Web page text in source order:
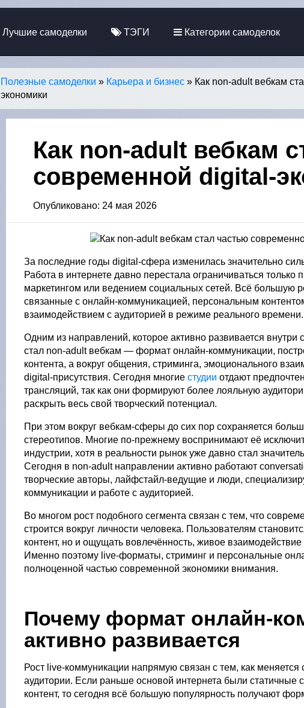
Лучшие самоделки ТЭГИ Категории самоделок
Полезные самоделки » Карьера и бизнес » Как non-adult вебкам
экономики
Как non-adult вебкам
современной digital-
Опубликовано: 24 мая 2026
За последние годы digital-сфера изменилась значительно
Работа в интернете давно перестала ограничиваться
маркетингом или ведением социальных сетей. Всё большую
связанные с онлайн-коммуникацией, персональным
взаимодействием с аудиторией в режиме реального времени.
Одним из направлений, которое активно развивается
стал non-adult вебкам — формат онлайн-коммуникации,
контента, а вокруг общения, стриминга, эмоционального
digital-присутствия. Сегодня многиестудии отдают
трансляций, так как они формируют более лояльную
раскрыть весь свой творческий потенциал.
При этом вокруг вебкам-сферы до сих пор сохраняется
стереотипов. Многие по-прежнему воспринимают её
индустрии, хотя в реальности рынок уже давно стал
Сегодня в non-adult направлении активно работают
творческие авторы, лайфстайл-ведущие и люди,
коммуникации и работе с аудиторией.
Во многом рост подобного сегмента связан с тем, что
строится вокруг личности человека. Пользователям
контент, но и ощущать вовлечённость, живое
Именно поэтому live-форматы, стриминг и персональные
полноценной частью современной экономики внимания.
Почему формат онлайн-
активно развивается
Рост live-коммуникации напрямую связан с тем, как
аудитории. Если раньше основой интернета были статичные
контент, то сегодня всё большую популярность получают